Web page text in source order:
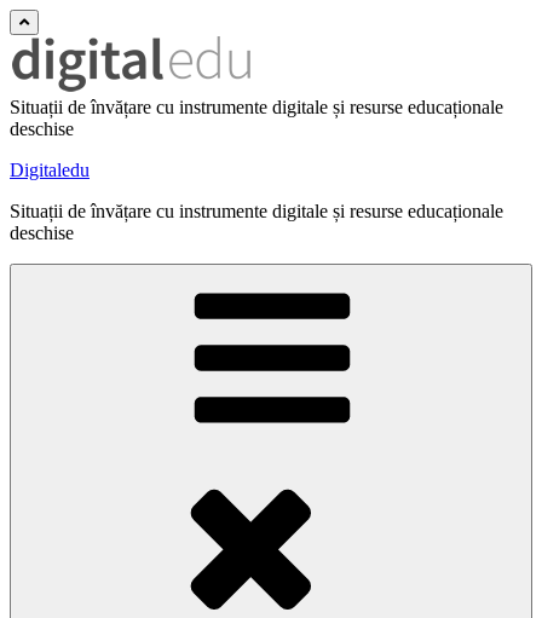
Situații de învățare cu instrumente digitale și resurse educaționale
deschise
Digitaledu
Situații de învățare cu instrumente digitale și resurse educaționale
deschise